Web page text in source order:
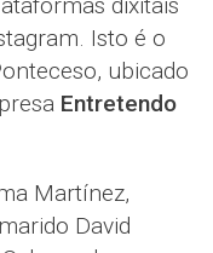
Isto é o
ubicado
Entretendo
Martínez,
David